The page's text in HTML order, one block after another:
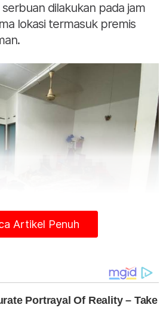
dilakukan pada jam
lokasi termasuk premis
diselamatkan polis dalam operasi Op
sekitar Melaka kelmarin.
kesemua suspek yang
Artikel Penuh